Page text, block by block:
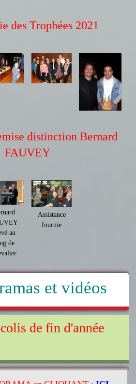
des Trophées 2021
distinction Bernard
FAUVEY
au
de
Assistance
fournie
et vidéos
de fin d'année